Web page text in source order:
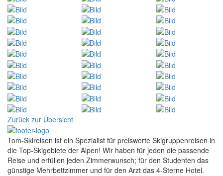
Zurück zur Übersicht
Tom-Skireisen ist ein Spezialist für preiswerte Skigruppenreisen in
die Top-Skigebiete der Alpen! Wir haben für jeden die passende
Reise und erfüllen jeden Zimmerwunsch; für den Studenten das
günstige Mehrbettzimmer und für den Arzt das 4-Sterne Hotel.